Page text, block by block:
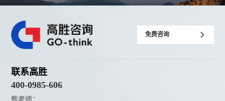
免费咨询
联系高胜
400-0985-606
熊老师：